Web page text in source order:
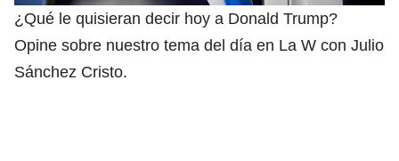
¿Qué le quisieran decir hoy a Donald Trump?
Opine sobre nuestro tema del día en La W con Julio
Sánchez Cristo.